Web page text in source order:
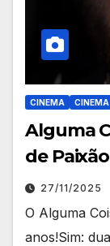
CINEMA CINEMA
Alguma
de
27/11/2025
O Alguma
anos!Sim: